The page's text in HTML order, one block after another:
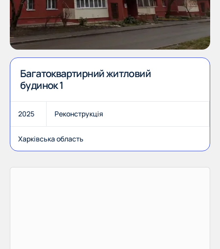
Багатоквартирний житловий
будинок 1
2025 Реконструкція
Харківська область